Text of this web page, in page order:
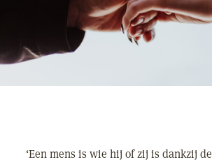
‘Een mens is wie hij of zij is dankzij